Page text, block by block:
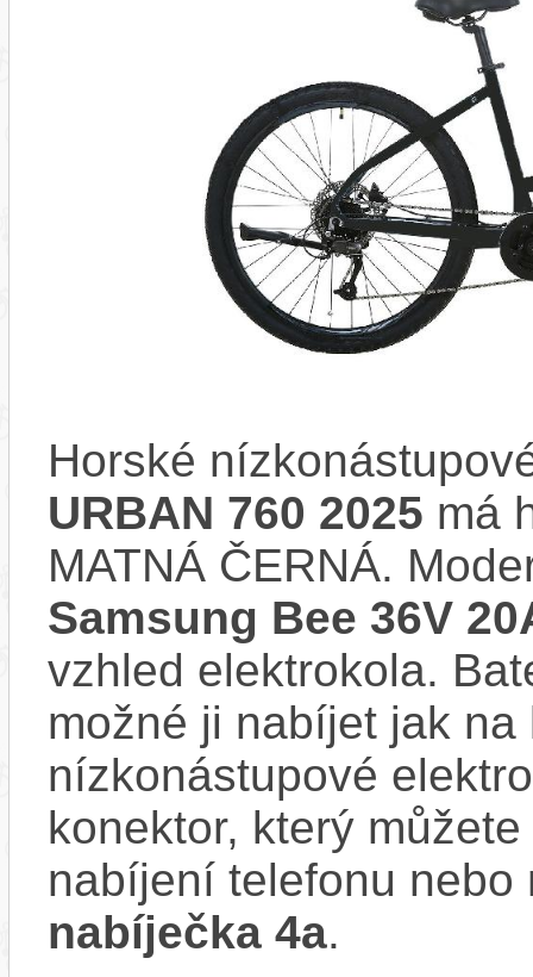
Horské
URBAN 760 2025 má
MATNÁ ČERNÁ.
Samsung Bee 36V
vzhled elektrokola.
možné ji nabíjet jak
nízkonástupové
konektor, který
nabíjení telefonu
nabíječka 4a.